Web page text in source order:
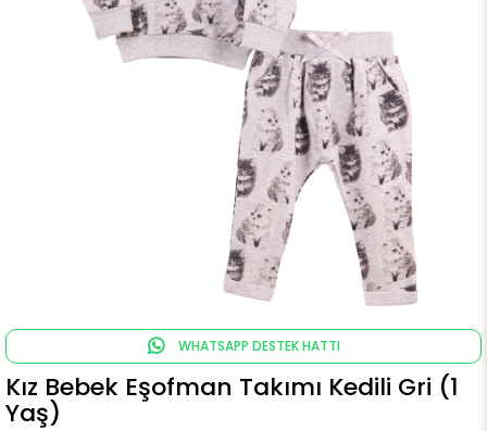
WHATSAPP DESTEK HATTI
Kız Bebek Eşofman Takımı Kedili Gri (1
Yaş)